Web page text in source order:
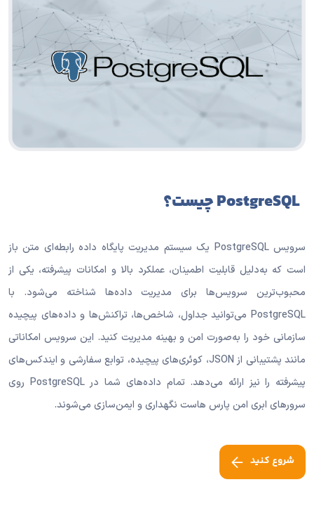
PostgreSQL چیست؟
سرویس PostgreSQL یک سیستم مدیریت پایگاه داده رابطه‌ای متن باز
است که به‌دلیل قابلیت اطمینان، عملکرد بالا و امکانات پیشرفته، یکی از
محبوب‌ترین سرویس‌ها برای مدیریت داده‌ها شناخته می‌شود. با
PostgreSQL می‌توانید جداول، شاخص‌ها، تراکنش‌ها و داده‌های پیچیده
سازمانی خود را به‌صورت امن و بهینه مدیریت کنید. این سرویس امکاناتی
مانند پشتیبانی از JSON، کوئری‌های پیچیده، توابع سفارشی و ایندکس‌های
پیشرفته را نیز ارائه می‌دهد. تمام داده‌های شما در PostgreSQL روی
سرورهای ابری امن پارس هاست نگهداری و ایمن‌سازی می‌شوند.
شروع کنید